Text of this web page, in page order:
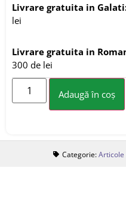
Livrare gratuita in
lei
Livrare gratuita in
300 de lei
Adaugă în coș
Categorie:Articole